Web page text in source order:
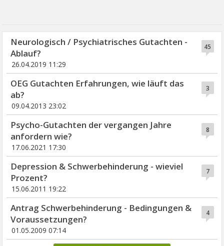
45
Neurologisch / Psychiatrisches Gutachten -
Ablauf?
26.04.2019 11:29
3
OEG Gutachten Erfahrungen, wie läuft das
ab?
09.04.2013 23:02
8
Psycho-Gutachten der vergangen Jahre
anfordern wie?
17.06.2021 17:30
7
Depression & Schwerbehinderung - wieviel
Prozent?
15.06.2011 19:22
4
Antrag Schwerbehinderung - Bedingungen &
Voraussetzungen?
01.05.2009 07:14